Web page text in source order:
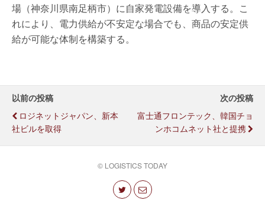
場（神奈川県南足柄市）に自家発電設備を導入する。こ
れにより、電力供給が不安定な場合でも、商品の安定供
給が可能な体制を構築する。
以前の投稿
ロジネットジャパン、新本
社ビルを取得
次の投稿
富士通フロンテック、韓国チョ
ンホコムネット社と提携
© LOGISTICS TODAY